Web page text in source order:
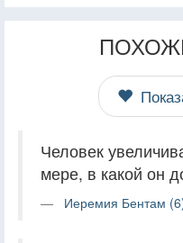
Человек
мере, в какой он
Иеремия Бентам